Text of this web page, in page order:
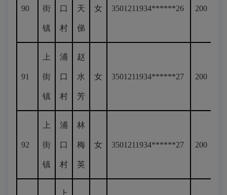
90 街
镇
口
村
天
俤
女 3501211934******26 200
91
上
街
镇
浦
口
村
赵
水
芳
女 3501211934******27 200
92
上
街
镇
浦
口
村
林
梅
英
女 3501211934******27 200
上